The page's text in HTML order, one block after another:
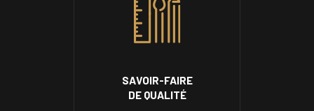
SAVOIR-FAIRE
DE QUALITÉ